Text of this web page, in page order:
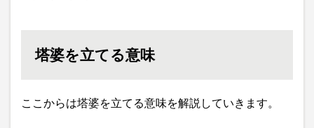
塔婆を立てる意味
ここからは塔婆を立てる意味を解説していきます。